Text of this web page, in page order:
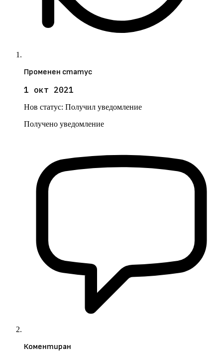
Променен статус
1 окт 2021
Нов статус: Получил уведомление
Получено уведомление
Коментиран